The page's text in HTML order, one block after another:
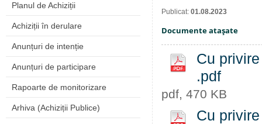
Planul de Achiziții
Achiziții în derulare
Anunțuri de intenție
Anunțuri de participare
Rapoarte de monitorizare
Arhiva (Achiziții Publice)
Publicat: 01.08.2023
Documente ataşate
Cu
.pdf
pdf, 470 KB
Cu